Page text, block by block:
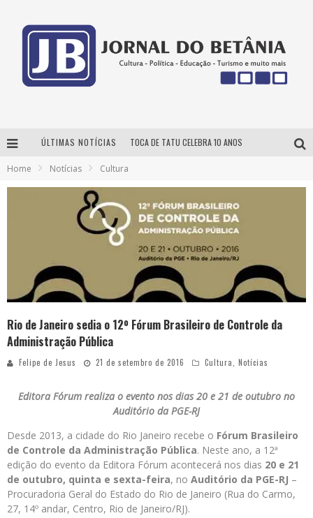
ÚLTIMAS NOTÍCIAS TOCA DE TATU CELEBRA 10 ANOS
Home Notícias Cultura
Rio de Janeiro sedia o 12º Fórum Brasileiro de Controle da
Administração Pública
Felipe de Jesus 21 de setembro de 2016 Cultura, Notícias
Editora Fórum realiza o evento nos dias 20 e 21 de outubro no
Auditório da PGE-RJ
Desde 2013, a cidade do Rio Janeiro recebe o Fórum Brasileiro
de Controle da Administração Pública. Neste ano, a 12ª
edição do evento da Editora Fórum acontecerá nos dias 20 e 21
de outubro, quinta e sexta-feira, no Auditório da PGE-RJ –
Procuradoria Geral do Estado do Rio de Janeiro (Rua do Carmo,
27, 14º andar, Centro, Rio de Janeiro/RJ).